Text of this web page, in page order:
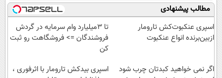
با
اثرفوری
،
محافظ
مقابل
ازبین‌برنده
انواع
عنکبوت
💰🔥
مطالب پیشنهادی
اسپری عنکبوت‌‌کش تارومار
ازبین‌برنده انواع عنکبوت
تا 3میلیارد وام سرمایه در گردش
فروشندگان => فروشگاهت رو ثبت
کن
اگر نمی خواهید کبدتان چرب شود
اسپری بیدکش تارومار با اثرفوری ،